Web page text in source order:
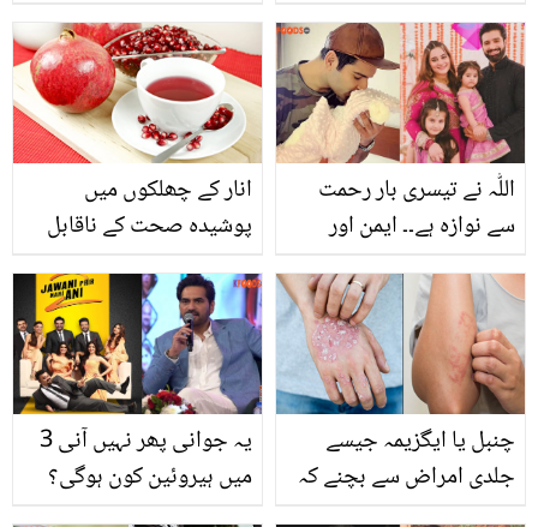
انار کے چھلکوں میں
پوشیدہ صحت کے ناقابل
اللّٰہ نے تیسری بار رحمت
سے نوازہ ہے۔۔ ایمن اور
پیدائش! بچی کا نام کیا
رکھا؟
یہ جوانی پھر نہیں آنی 3
میں ہیروئین کون ہوگی؟
چنبل یا ایگزیمہ جیسے
جلدی امراض سے بچنے کہ